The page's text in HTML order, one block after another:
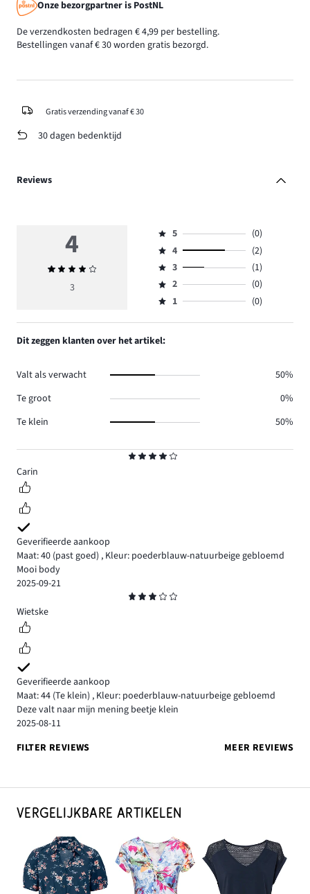
Onze bezorgpartner is PostNL
De verzendkosten bedragen € 4,99 per bestelling.
Bestellingen vanaf € 30 worden gratis bezorgd.
Gratis verzending vanaf € 30
30 dagen bedenktijd
Reviews
4
Carin
Geverifieerde aankoop
Maat: 40 (past goed) , Kleur: poederblauw-natuurbeige gebloemd
Mooi body
2025-09-21
3
Wietske
Geverifieerde aankoop
Maat: 44 (Te klein) , Kleur: poederblauw-natuurbeige gebloemd
Deze valt naar mijn mening beetje klein
2025-08-11
FILTER REVIEWS
MEER REVIEWS
4
Gemiddelde
beoordeling
3
Beoordeling
5,
aantal
reviews
0.
5
(0)
Beoordeling
4,
aantal
reviews
4
(2)
Beoordeling
3,
aantal
3
(1)
Beoordeling
2,
0.
2
(0)
Beoordeling
1,
aantal
reviews
1 (0)
Dit zeggen klanten over het artikel:
Valt als verwacht
50%
Te groot
0%
Te klein
50%
VERGELIJKBARE ARTIKELEN